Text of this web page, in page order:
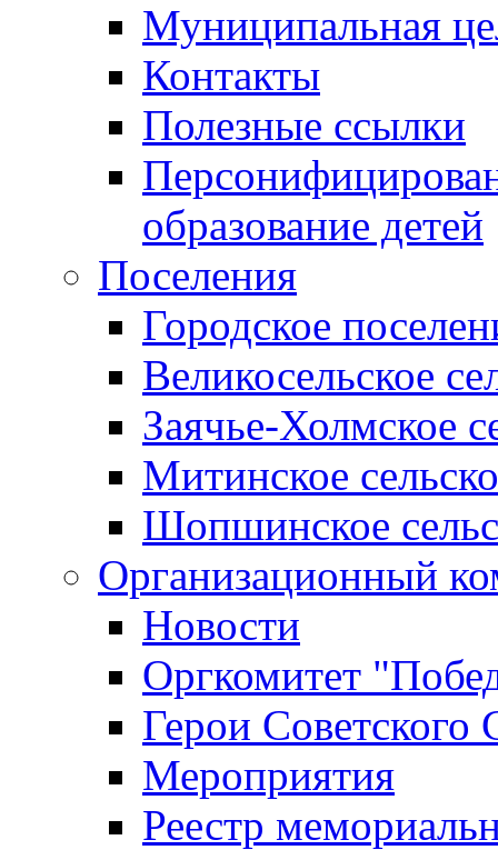
Муниципальная
Контакты
Полезные ссылки
образование детей
Поселения
Городское
Великосельское
Заячье-Холмское
Митинское
Шопшинское
Организационный
Новости
Оргкомитет
Герои Советского
Мероприятия
Реестр